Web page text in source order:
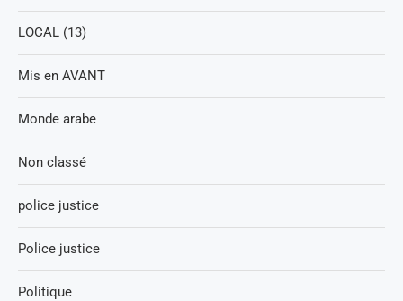
LOCAL (13)
Mis en AVANT
Monde arabe
Non classé
police justice
Police justice
Politique